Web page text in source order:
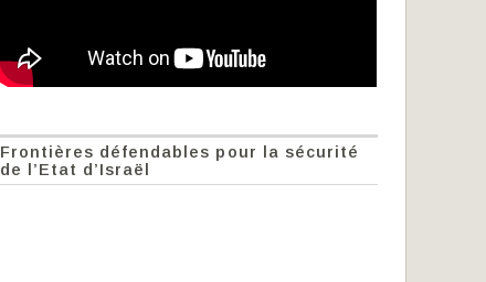
Frontières défendables pour la sécurité
de l’Etat d’Israël